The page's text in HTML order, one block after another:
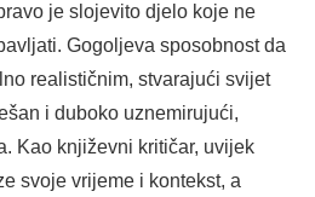
je slojevito djelo koje ne
Gogoljeva sposobnost da
realističnim, stvarajući svijet
i duboko uznemirujući,
Kao književni kritičar, uvijek
svoje vrijeme i kontekst, a